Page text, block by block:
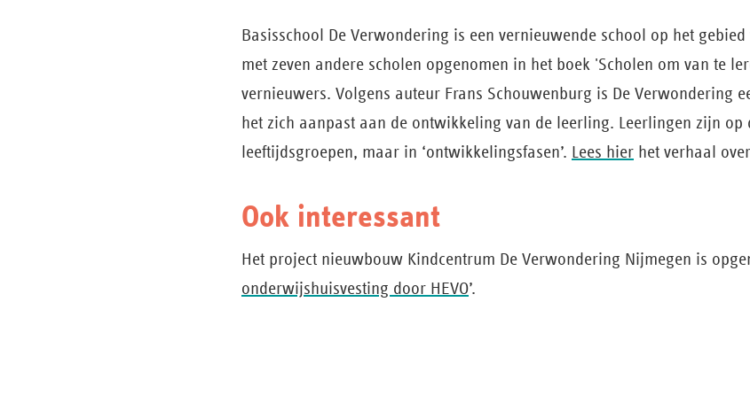
Basisschool De Verwondering is een vernieuwende school op het
met zeven andere scholen opgenomen in het boek 'Scholen om van te
vernieuwers. Volgens auteur Frans Schouwenburg is De Verwondering
het zich aanpast aan de ontwikkeling van de leerling. Leerlingen zijn op
leeftijdsgroepen, maar in ‘ontwikkelingsfasen’. Lees hier het verhaal
Ook interessant
Het project nieuwbouw Kindcentrum De Verwondering Nijmegen is
onderwijshuisvesting door HEVO’.